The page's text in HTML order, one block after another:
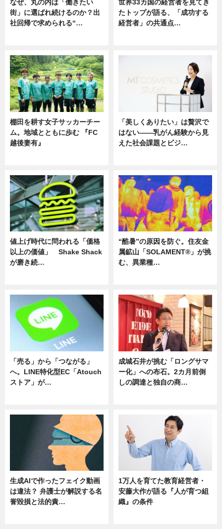
なぜ、丸の内は「働きたい
街」に選ばれ続けるのか？出
社回帰で求められる“…
世界33カ国の経営者を見てき
たトップが語る、「成功する
経営者」の共通点…
棚田を耕す女子サッカーチー
ム。地域とともに歩む 『FC
越後妻有』
「美しくありたい」は贅沢で
はない――乳がん経験から見
えた社会課題とビジ…
値上げ時代に問われる「価格
以上の価値」 Shake Shack
が磨き続…
“酷暑”の原因を防ぐ。住友金
属鉱山「SOLAMENT®」が挑
む、異業種…
「売る」から「つながる」
へ。LINE特化型EC「Atouch
ストア」が…
成城石井が挑む「ロングサマ
ー化」への布石。2カ月前倒
しの調達と独自の商…
生成AIで作ったフェイク動画
は違法？ 弁護士が解説する名
誉毀損と法的責…
1万人を育てた教育経営者・
安藤大作が語る『人が育つ組
織』の条件